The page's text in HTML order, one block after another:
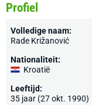
Profiel
Volledige naam:
Rade Križanović
Nationaliteit:
Kroatië
Leeftijd:
35 jaar (27 okt. 1990)